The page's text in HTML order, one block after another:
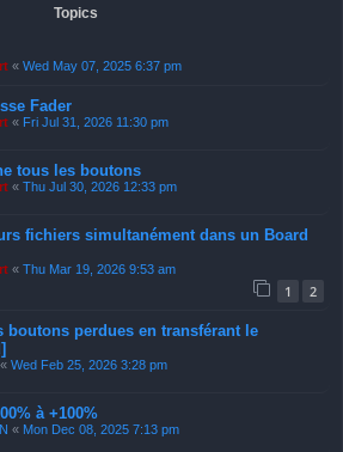
Topics
« Wed May 07, 2025 6:37 pm
Fader
« Fri Jul 31, 2026 11:30 pm
tous les boutons
« Thu Jul 30, 2026 12:33 pm
fichiers simultanément dans un Board
« Thu Mar 19, 2026 9:53 am
1 2
boutons perdues en transférant le
« Wed Feb 25, 2026 3:28 pm
à +100%
« Mon Dec 08, 2025 7:13 pm